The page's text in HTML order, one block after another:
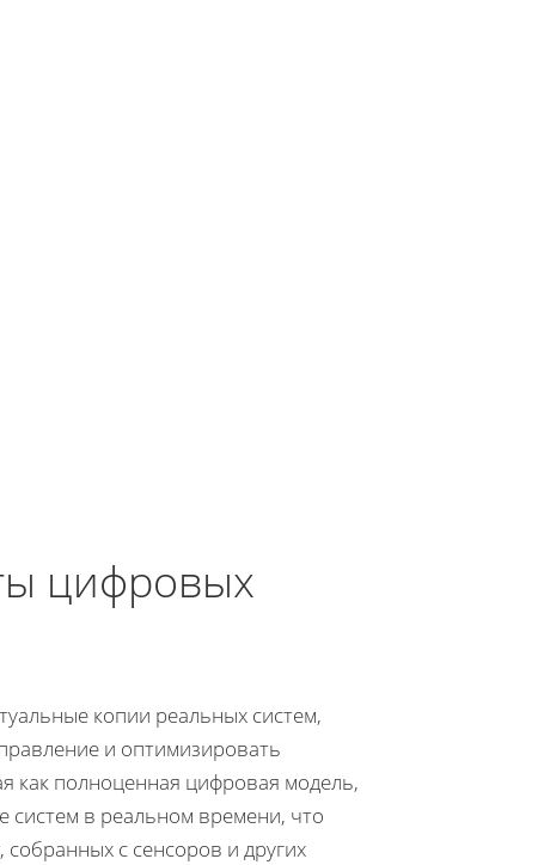
цифровых
копии реальных систем,
и оптимизировать
как полноценная цифровая модель,
систем в реальном времени, что
с сенсоров и других